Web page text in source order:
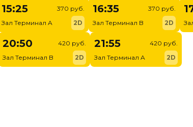
15:25
Зал Терминал A
370 руб.
2D
16:35
Зал Терминал B
370 руб.
2D
20:50
Зал Терминал B
420 руб.
2D
21:55
Зал Терминал A
420 руб.
2D